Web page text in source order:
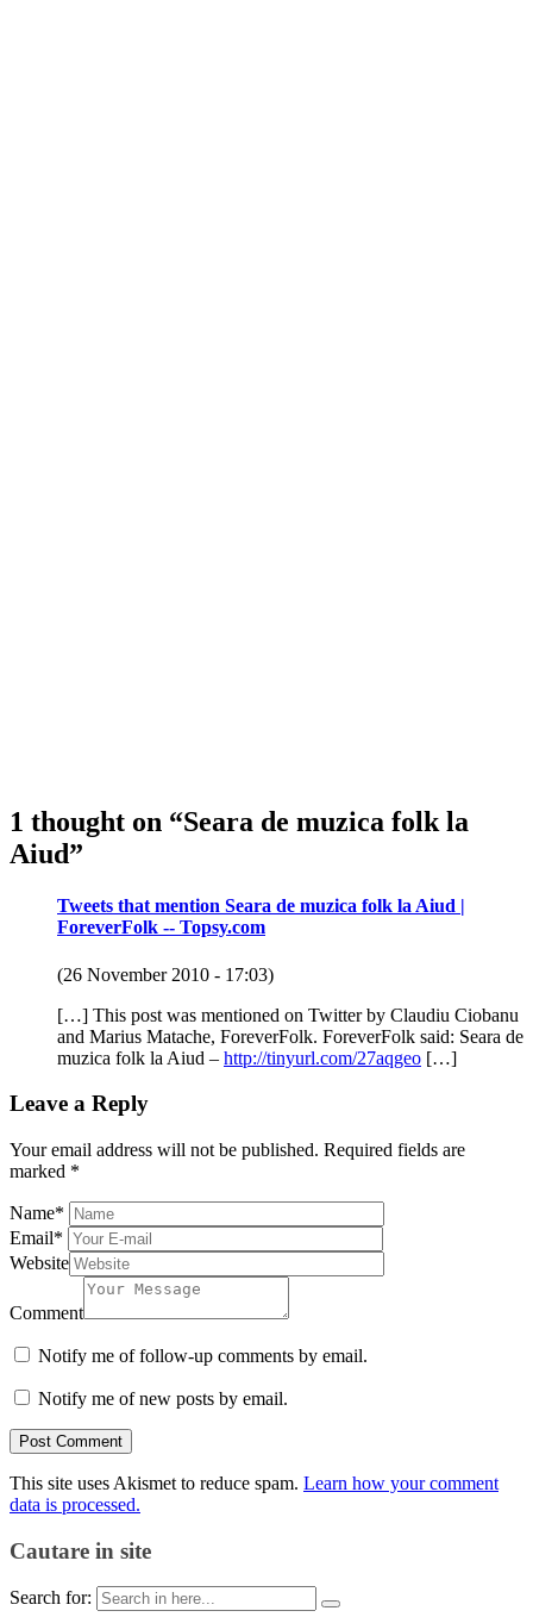
1 thought on “Seara de muzica folk la
Aiud”
Tweets that mention Seara de muzica folk la Aiud |
ForeverFolk -- Topsy.com
(26 November 2010 - 17:03)
[…] This post was mentioned on Twitter by Claudiu Ciobanu
and Marius Matache, ForeverFolk. ForeverFolk said: Seara de
muzica folk la Aiud – http://tinyurl.com/27aqgeo […]
Leave a Reply
Your email address will not be published. Required fields are
marked *
Name*
Email*
Website
Comment
Notify me of follow-up comments by email.
Notify me of new posts by email.
This site uses Akismet to reduce spam. Learn how your comment
data is processed.
Cautare in site
Search for: